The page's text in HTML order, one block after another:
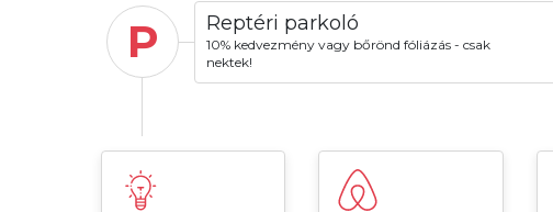
P Reptéri parkoló
10% kedvezmény vagy bőrönd fóliázás - csak
nektek!